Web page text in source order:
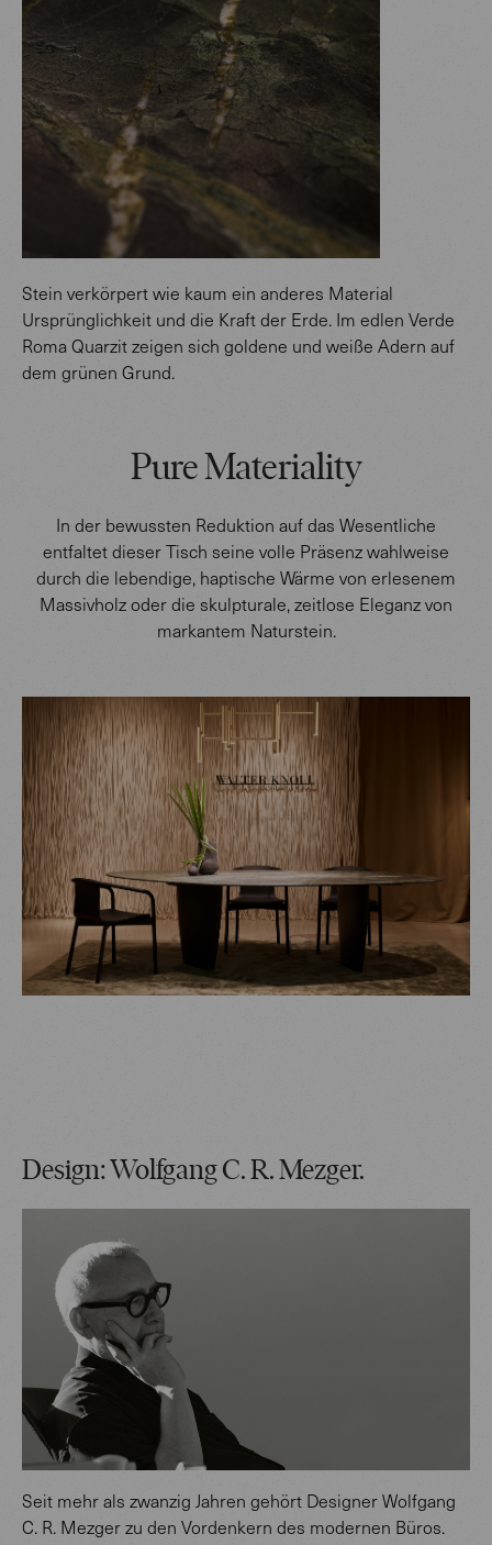
Stein verkörpert wie kaum ein anderes Material
Ursprünglichkeit und die Kraft der Erde. Im edlen Verde
Roma Quarzit zeigen sich goldene und weiße Adern auf
dem grünen Grund.
Pure Materiality
In der bewussten Reduktion auf das Wesentliche
entfaltet dieser Tisch seine volle Präsenz wahlweise
durch die lebendige, haptische Wärme von erlesenem
Massivholz oder die skulpturale, zeitlose Eleganz von
markantem Naturstein.
Design: Wolfgang C. R. Mezger.
Seit mehr als zwanzig Jahren gehört Designer Wolfgang
C. R. Mezger zu den Vordenkern des modernen Büros.